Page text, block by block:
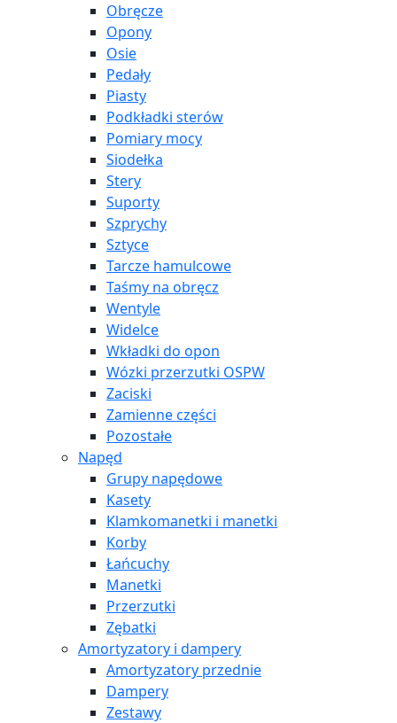
Obręcze
Opony
Osie
Pedały
Piasty
Podkładki sterów
Pomiary mocy
Siodełka
Stery
Suporty
Szprychy
Sztyce
Tarcze hamulcowe
Taśmy na obręcz
Wentyle
Widelce
Wkładki do opon
Wózki przerzutki OSPW
Zaciski
Zamienne części
Pozostałe
Napęd
Grupy napędowe
Kasety
Klamkomanetki i manetki
Korby
Łańcuchy
Manetki
Przerzutki
Zębatki
Amortyzatory i dampery
Amortyzatory przednie
Dampery
Zestawy